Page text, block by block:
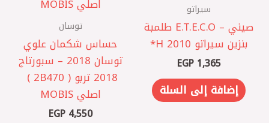
سيراتو
صيني – E.T.E.C.O طلمبة
بنزين سيراتو 2010 H*
EGP1,365
إضافة إلى السلة
توسان
حساس شكمان علوي
توسان 2018 – سبورتاج
2018 تربو ( 2B470 ) ‏
اصلي MOBIS
EGP4,550